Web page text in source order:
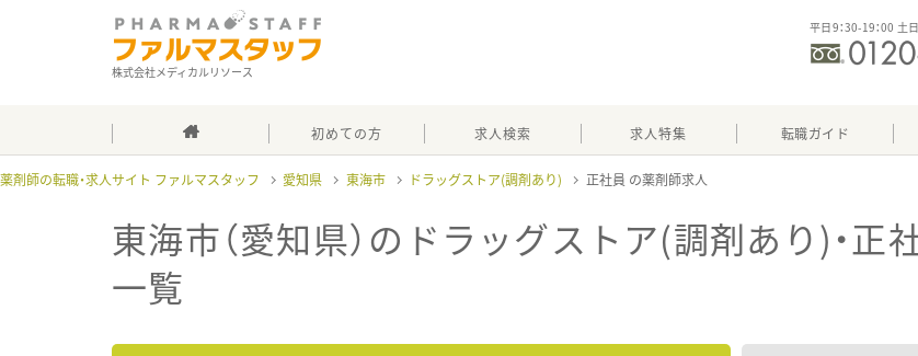
株式会社メディカルリソース
平日9：30-19：00 土
初めての方 求人検索 求人特集 転職ガイド
薬剤師の転職・求人サイト ファルマスタッフ 愛知県 東海市 ドラッグストア(調剤あり) 正社員
東海市（愛知県）のドラッグストア(調剤あり)・正
一覧